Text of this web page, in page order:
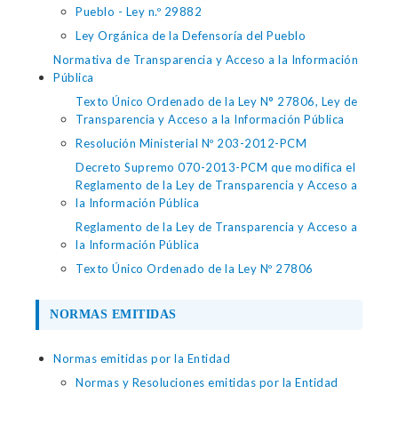
Pueblo - Ley n.º 29882
Ley Orgánica de la Defensoría del Pueblo
Normativa de Transparencia y Acceso a la Información
Pública
Texto Único Ordenado de la Ley N° 27806, Ley de
Transparencia y Acceso a la Información Pública
Resolución Ministerial Nº 203-2012-PCM
Decreto Supremo 070-2013-PCM que modifica el
Reglamento de la Ley de Transparencia y Acceso a
la Información Pública
Reglamento de la Ley de Transparencia y Acceso a
la Información Pública
Texto Único Ordenado de la Ley Nº 27806
NORMAS EMITIDAS
Normas emitidas por la Entidad
Normas y Resoluciones emitidas por la Entidad